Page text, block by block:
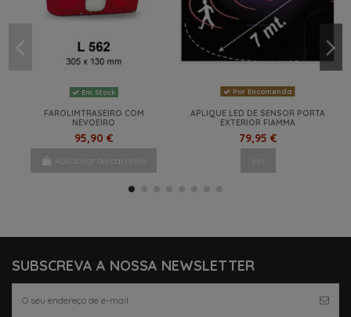
Em Stock
FAROLIMTRASEIRO COM
NEVOEIRO
95,90 €
Adicionar ao carrinho
Por Encomenda
APLIQUE LED DE SENSOR PORTA
EXTERIOR FIAMMA
79,95 €
Ver
SUBSCREVA A NOSSA NEWSLETTER